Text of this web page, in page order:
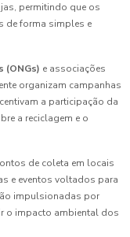
permitindo que os
de forma simples e
(ONGs) e associações
organizam campanhas
a participação da
a reciclagem e o
de coleta em locais
e eventos voltados para
impulsionadas por
o impacto ambiental dos